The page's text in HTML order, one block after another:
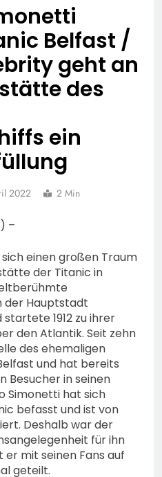
weiterhin vermisst –
Erneute Veröffentlichung
Fotos
August 2026
Belfast /
geht an
des
ein
2022 2 Min
–
einen großen Traum
der Titanic in
der Hauptstadt
1912 zu ihrer
den Atlantik. Seit zehn
des ehemaligen
und hat bereits
Besucher in seinen
Simonetti hat sich
befasst und ist von
Deshalb war der
für ihn
er mit seinen Fans auf
geteilt.